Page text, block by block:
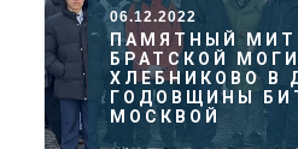
06.12.2022
ПАМЯТНЫЙ
БРАТСКОЙ
ХЛЕБНИКОВО В
ГОДОВЩИНЫ
МОСКВОЙ